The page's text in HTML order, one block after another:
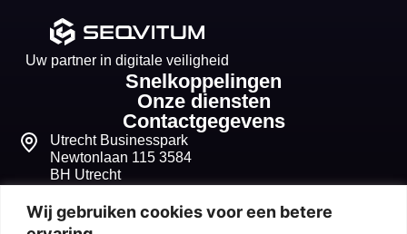
Wij gebruiken cookies voor een betere
Uw partner in digitale veiligheid
Snelkoppelingen
Onze diensten
Contactgegevens
Utrecht Businesspark
Newtonlaan 115 3584
BH Utrecht
+31 30 268 1099